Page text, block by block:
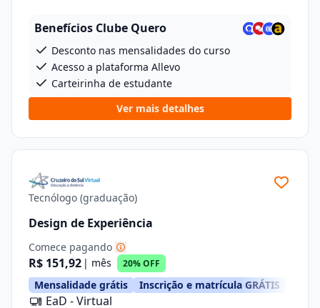
Benefícios Clube Quero
Desconto nas mensalidades do curso
Acesso a plataforma Allevo
Carteirinha de estudante
Ver mais detalhes
Tecnólogo (graduação)
Design de Experiência
Comece pagando
R$ 151,92 | mês 20% OFF
Mensalidade grátis Inscrição e matrícula GRÁTIS
EaD - Virtual